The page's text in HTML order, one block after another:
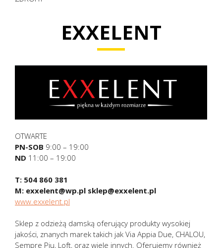
EXXELENT
OTWARTE
PN-SOB 9:00 – 19:00
ND 11:00 – 19:00
T: 504 860 381
M: exxelent@wp.pl sklep@exxelent.pl
www.exxelent.pl
Sklep z odzieżą damską oferujący produkty wysokiej
jakości, znanych marek takich jak Via Appia Due, CHALOU,
Sempre Piu, Loft, oraz wiele innych. Oferujemy również